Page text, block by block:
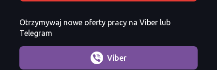
Otrzymywaj nowe oferty pracy na Viber lub
Telegram
Viber